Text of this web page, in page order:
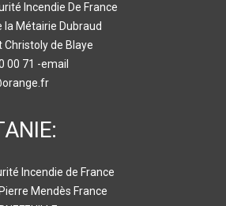
Incendie De France
la Métairie Dubraud
Christoly de Blaye
00 71 -email
Incendie de France
Mendès France